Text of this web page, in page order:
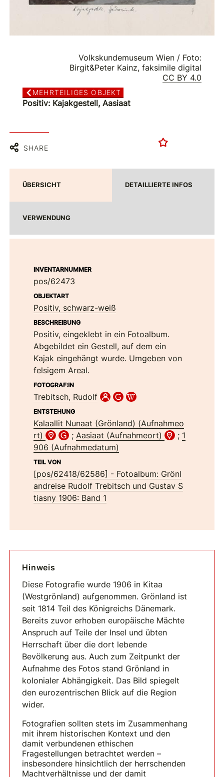
Volkskundemuseum Wien / Foto:
Birgit&Peter Kainz, faksimile digital
CC BY 4.0
MEHRTEILIGES OBJEKT
Positiv: Kajakgestell, Aasiaat
SHARE
ÜBERSICHT DETAILLIERTE INFOS
VERWENDUNG
INVENTARNUMMER
pos/62473
OBJEKTART
Positiv, schwarz-weiß
BESCHREIBUNG
Positiv, eingeklebt in ein Fotoalbum.
Abgebildet ein Gestell, auf dem ein
Kajak eingehängt wurde. Umgeben von
felsigem Areal.
FOTOGRAF:IN
Trebitsch, Rudolf
ENTSTEHUNG
Kalaallit Nunaat (Grönland) (Aufnahmeo
rt)
; Aasiaat (Aufnahmeort) ; 1
906 (Aufnahmedatum)
TEIL VON
[pos/62418/62586] - Fotoalbum: Grönl
andreise Rudolf Trebitsch und Gustav S
tiasny 1906: Band 1
Hinweis
Diese Fotografie wurde 1906 in Kitaa
(Westgrönland) aufgenommen. Grönland ist
seit 1814 Teil des Königreichs Dänemark.
Bereits zuvor erhoben europäische Mächte
Anspruch auf Teile der Insel und übten
Herrschaft über die dort lebende
Bevölkerung aus. Auch zum Zeitpunkt der
Aufnahme des Fotos stand Grönland in
kolonialer Abhängigkeit. Das Bild spiegelt
den eurozentrischen Blick auf die Region
wider.
Fotografien sollten stets im Zusammenhang
mit ihrem historischen Kontext und den
damit verbundenen ethischen
Fragestellungen betrachtet werden –
insbesondere hinsichtlich der herrschenden
Machtverhältnisse und der damit